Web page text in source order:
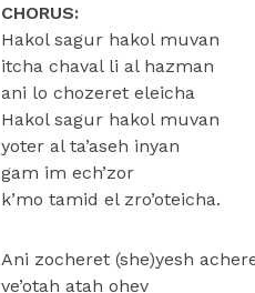
CHORUS:
Hakol sagur hakol muvan
itcha chaval li al hazman
ani lo chozeret eleicha
Hakol sagur hakol muvan
yoter al ta’aseh inyan
gam im ech’zor
k’mo tamid el zro’oteicha.
Ani zocheret (she)yesh
ve’otah atah ohev